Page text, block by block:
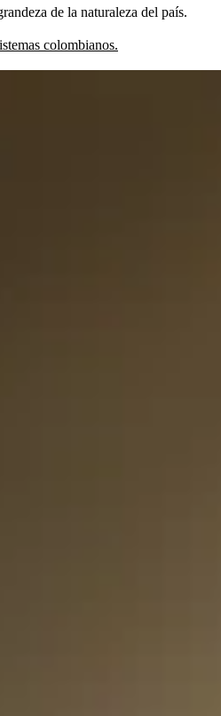
de la naturaleza del país.
colombianos.